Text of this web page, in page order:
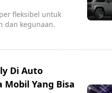
fleksibel untuk
dan kegunaan.
Di Auto
Mobil Yang Bisa